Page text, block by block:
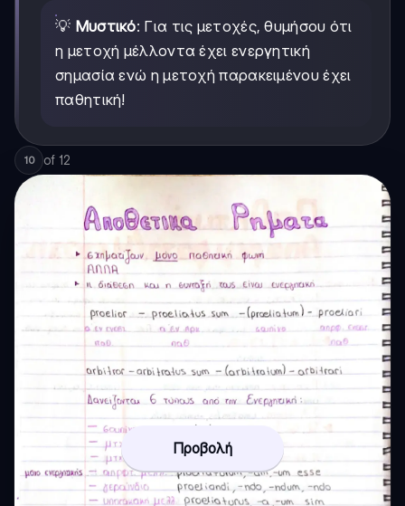
💡 Μυστικό: Για τις μετοχές, θυμήσου ότι
η μετοχή μέλλοντα έχει ενεργητική
σημασία ενώ η μετοχή παρακειμένου έχει
παθητική!
10 of 12
Προβολή